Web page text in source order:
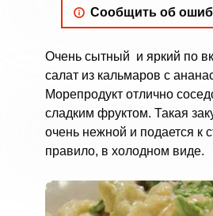
Сообщить об
Очень сытный и яркий по
салат из кальмаров с
Морепродукт отлично
сладким фруктом. Такая
очень нежной и подается к
правило, в холодном виде.